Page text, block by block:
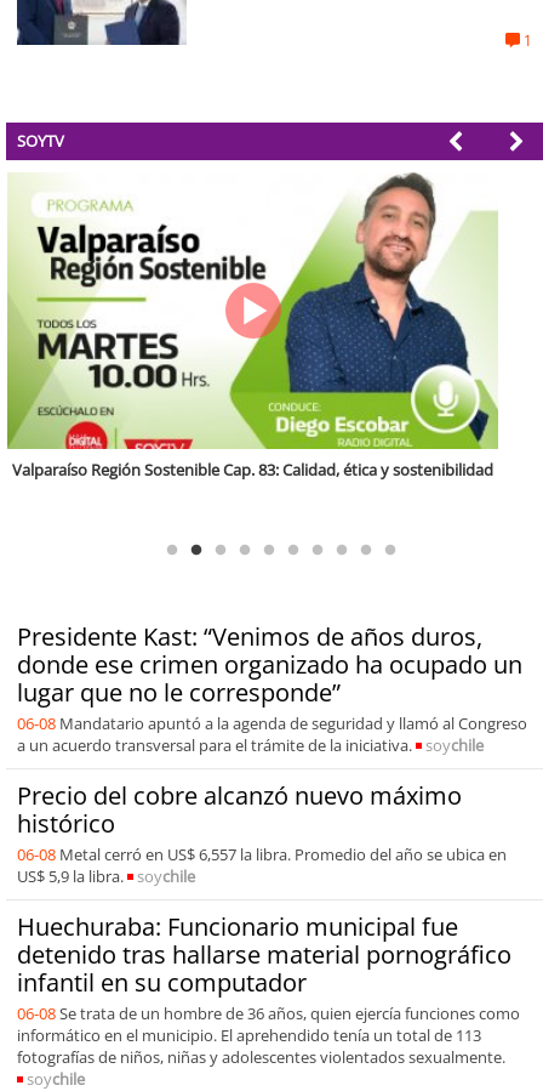
1
SOYTV
Presidente Kast: “Venimos de años duros,
donde ese crimen organizado ha ocupado un
lugar que no le corresponde”
06-08 Mandatario apuntó a la agenda de seguridad y llamó al Congreso
a un acuerdo transversal para el trámite de la iniciativa.
soychile
Precio del cobre alcanzó nuevo máximo
histórico
06-08 Metal cerró en US$ 6,557 la libra. Promedio del año se ubica en
US$ 5,9 la libra.
soychile
Huechuraba: Funcionario municipal fue
detenido tras hallarse material pornográfico
infantil en su computador
06-08Se trata de un hombre de 36 años, quien ejercía funciones como
informático en el municipio. El aprehendido tenía un total de 113
fotografías de niños, niñas y adolescentes violentados sexualmente.
soychile